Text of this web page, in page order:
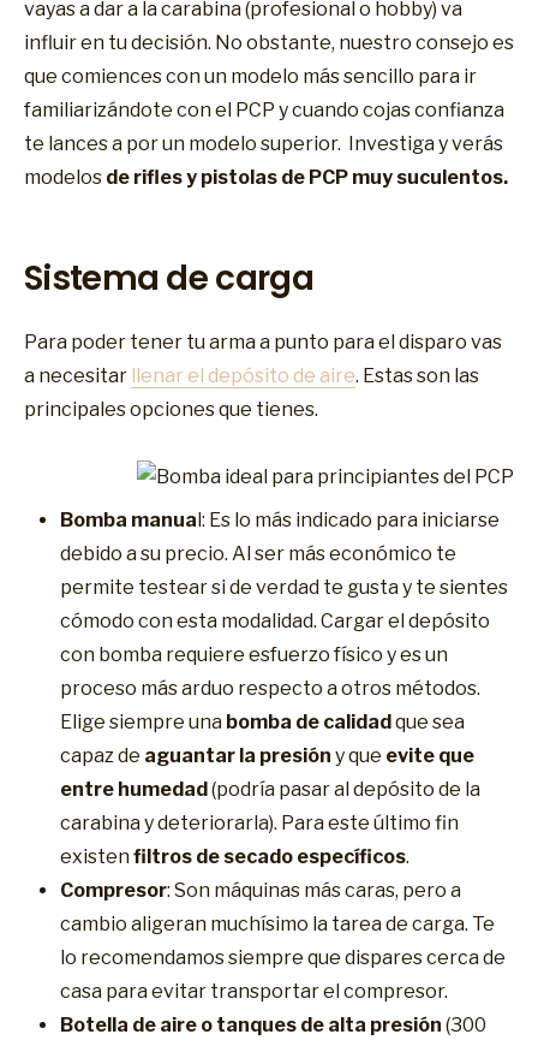
vayas a dar a la carabina (profesional o hobby) va
influir en tu decisión. No obstante, nuestro consejo es
que comiences con un modelo más sencillo para ir
familiarizándote con el PCP y cuando cojas confianza
te lances a por un modelo superior. Investiga y verás
modelos de rifles y pistolas de PCP muy suculentos.
Sistema de carga
Para poder tener tu arma a punto para el disparo vas
a necesitar llenar el depósito de aire. Estas son las
principales opciones que tienes.
Bomba manua l: Es lo más indicado para iniciarse
debido a su precio. Al ser más económico te
permite testear si de verdad te gusta y te sientes
cómodo con esta modalidad. Cargar el depósito
con bomba requiere esfuerzo físico y es un
proceso más arduo respecto a otros métodos.
Elige siempre una bomba de calidad que sea
capaz de aguantar la presión y que evite que
entre humedad (podría pasar al depósito de la
carabina y deteriorarla). Para este último fin
existenfiltros de secado específicos.
Compresor: Son máquinas más caras, pero a
cambio aligeran muchísimo la tarea de carga. Te
lo recomendamos siempre que dispares cerca de
casa para evitar transportar el compresor.
Botella de aire o tanques de alta presión (300